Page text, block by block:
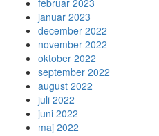
februar 2023
januar 2023
december 2022
november 2022
oktober 2022
september 2022
august 2022
juli 2022
juni 2022
maj 2022